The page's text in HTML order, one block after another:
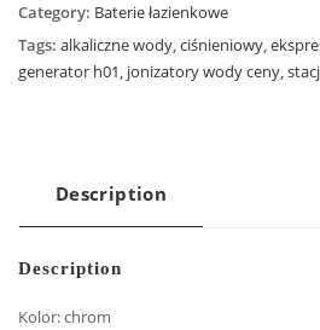
Category: Baterie łazienkowe
Tags: alkaliczne wody ciśnieniowy
generator h01 jonizatory wody ceny
Description
Description
Kolor: chrom